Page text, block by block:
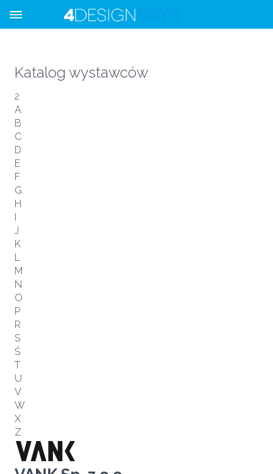
Katalog wystawców
2
A
B
C
D
E
F
G
H
I
J
K
L
M
N
O
P
R
S
Ś
T
U
V
W
X
Z